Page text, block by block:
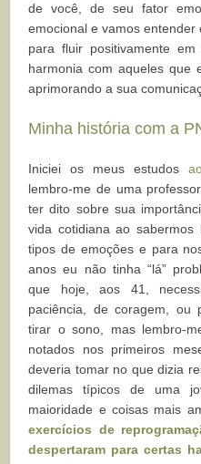
de você, de seu fator
emocional e vamos
para fluir positivamente
harmonia com aqueles que
aprimorando a sua
Minha história com a
Iniciei os meus estudos
lembro-me de uma
ter dito sobre sua
vida cotidiana ao
tipos de emoções e para
anos eu não tinha “lá”
que hoje, aos 41,
paciência, de coragem, ou
tirar o sono, mas lembro-
notados nos primeiros
deveria tomar no que dizia
dilemas típicos de uma
maioridade e coisas mais
exercícios de
despertaram para certas